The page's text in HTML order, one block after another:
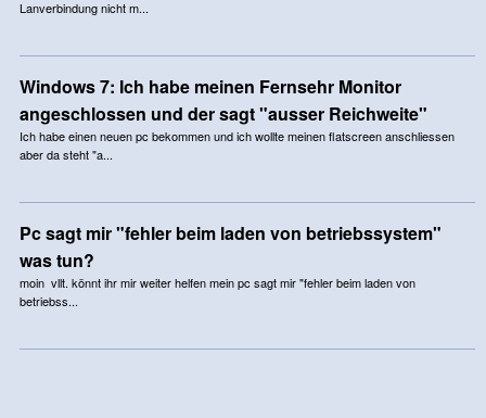
Lanverbindung nicht m...
Windows 7: Ich habe meinen Fernsehr Monitor
angeschlossen und der sagt "ausser Reichweite"
Ich habe einen neuen pc bekommen und ich wollte meinen flatscreen anschliessen
aber da steht "a...
Pc sagt mir "fehler beim laden von betriebssystem"
was tun?
moin vllt. könnt ihr mir weiter helfen mein pc sagt mir "fehler beim laden von
betriebss...